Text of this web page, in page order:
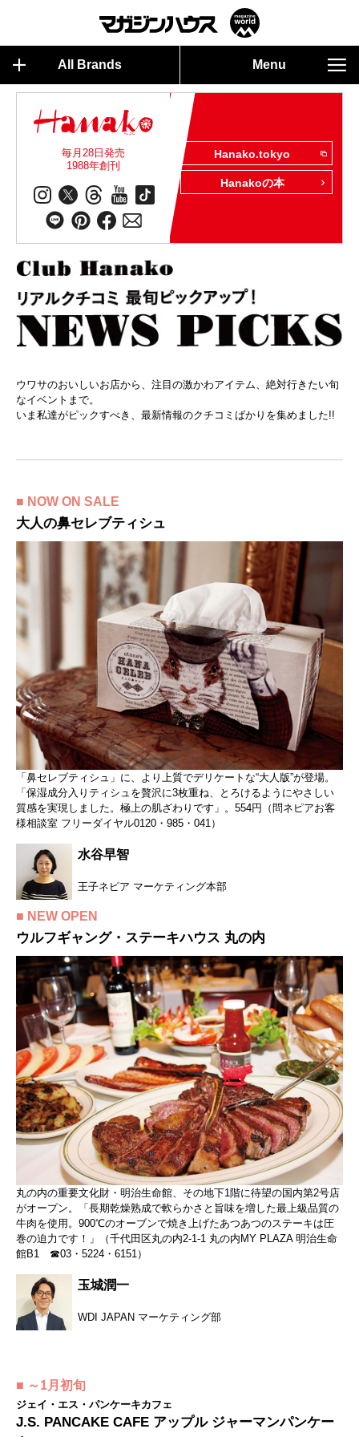
All Brands Menu
毎月28日発売
1988年創刊
Hanako.tokyo
Hanakoの本
ウワサのおいしいお店から、注目の激かわアイテム、絶対行きたい旬
なイベントまで。
いま私達がピックすべき、最新情報のクチコミばかりを集めました!!
■ NOW ON SALE
大人の鼻セレブティシュ
「鼻セレブティシュ」に、より上質でデリケートな“大人版”が登場。
「保湿成分入りティシュを贅沢に3枚重ね、とろけるようにやさしい
質感を実現しました。極上の肌ざわりです」。554円（問ネピアお客
様相談室 フリーダイヤル0120・985・041）
水谷早智
王子ネピア マーケティング本部
■ NEW OPEN
ウルフギャング・ステーキハウス 丸の内
丸の内の重要文化財・明治生命館、その地下1階に待望の国内第2号店
がオープン。「長期乾燥熟成で軟らかさと旨味を増した最上級品質の
牛肉を使用。900℃のオーブンで焼き上げたあつあつのステーキは圧
巻の迫力です！」（千代田区丸の内2-1-1 丸の内MY PLAZA 明治生命
館B1 ☎03・5224・6151）
玉城潤一
WDI JAPAN マーケティング部
■ ～1月初旬
ジェイ・エス・パンケーキカフェ
J.S. PANCAKE CAFE アップル ジャーマンパンケー